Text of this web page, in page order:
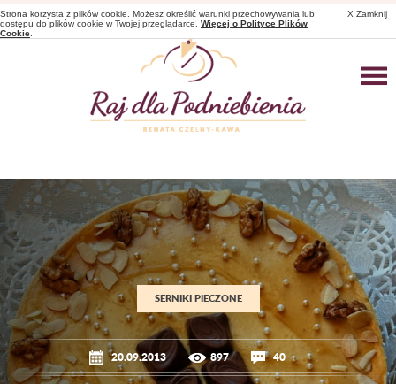
SERNIKI PIECZONE
20.09.2013 897 40
X Zamknij
Strona korzysta z plików cookie. Możesz określić warunki przechowywania lub
dostępu do plików cookie w Twojej przeglądarce. Więcej o Polityce Plików
Cookie